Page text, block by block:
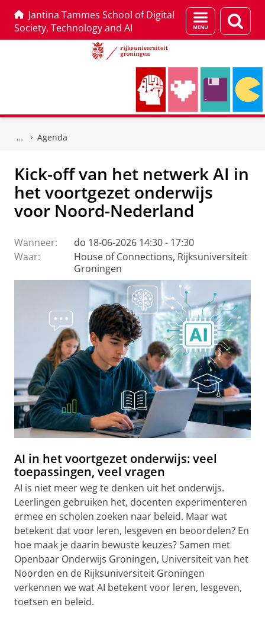
Jantina Tammes School of Digital
Society, Technology and AI
Menu
en
Agenda
Kick-off van het netwerk AI in
het voortgezet onderwijs
voor Noord-Nederland
Wanneer:
do 18-06-2026 14:30 - 17:30
Waar:
House of Connections, Rijksuniversiteit
Groningen
AI in het voortgezet onderwijs: veel
toepassingen, veel vragen
AI is niet meer weg te denken uit het onderwijs.
Leerlingen gebruiken het, docenten experimenteren
ermee en scholen zoeken naar beleid. Maar wat
betekent dat voor leren, lesgeven en beoordelen? En
hoe maak je daarin bewuste keuzes? Samen met
Openbaar Onderwijs Groningen, Universiteit van het
Noorden en de Rijksuniversiteit Groningen
verkennen we wat AI betekent voor leren, lesgeven,
toetsen en beleid.